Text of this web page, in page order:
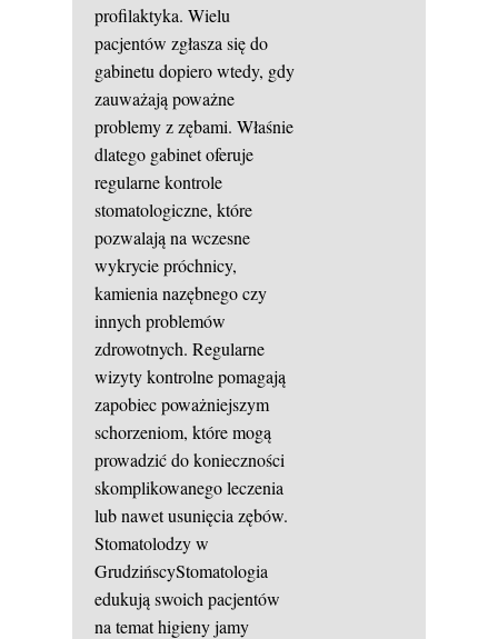
profilaktyka. Wielu
pacjentów zgłasza się do
gabinetu dopiero wtedy, gdy
zauważają poważne
problemy z zębami. Właśnie
dlatego gabinet oferuje
regularne kontrole
stomatologiczne, które
pozwalają na wczesne
wykrycie próchnicy,
kamienia nazębnego czy
innych problemów
zdrowotnych. Regularne
wizyty kontrolne pomagają
zapobiec poważniejszym
schorzeniom, które mogą
prowadzić do konieczności
skomplikowanego leczenia
lub nawet usunięcia zębów.
Stomatolodzy w
GrudzińscyStomatologia
edukują swoich pacjentów
na temat higieny jamy